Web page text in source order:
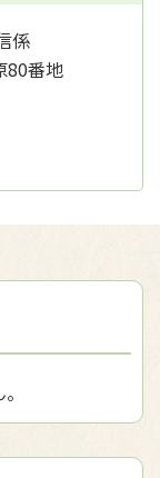
係
80番地